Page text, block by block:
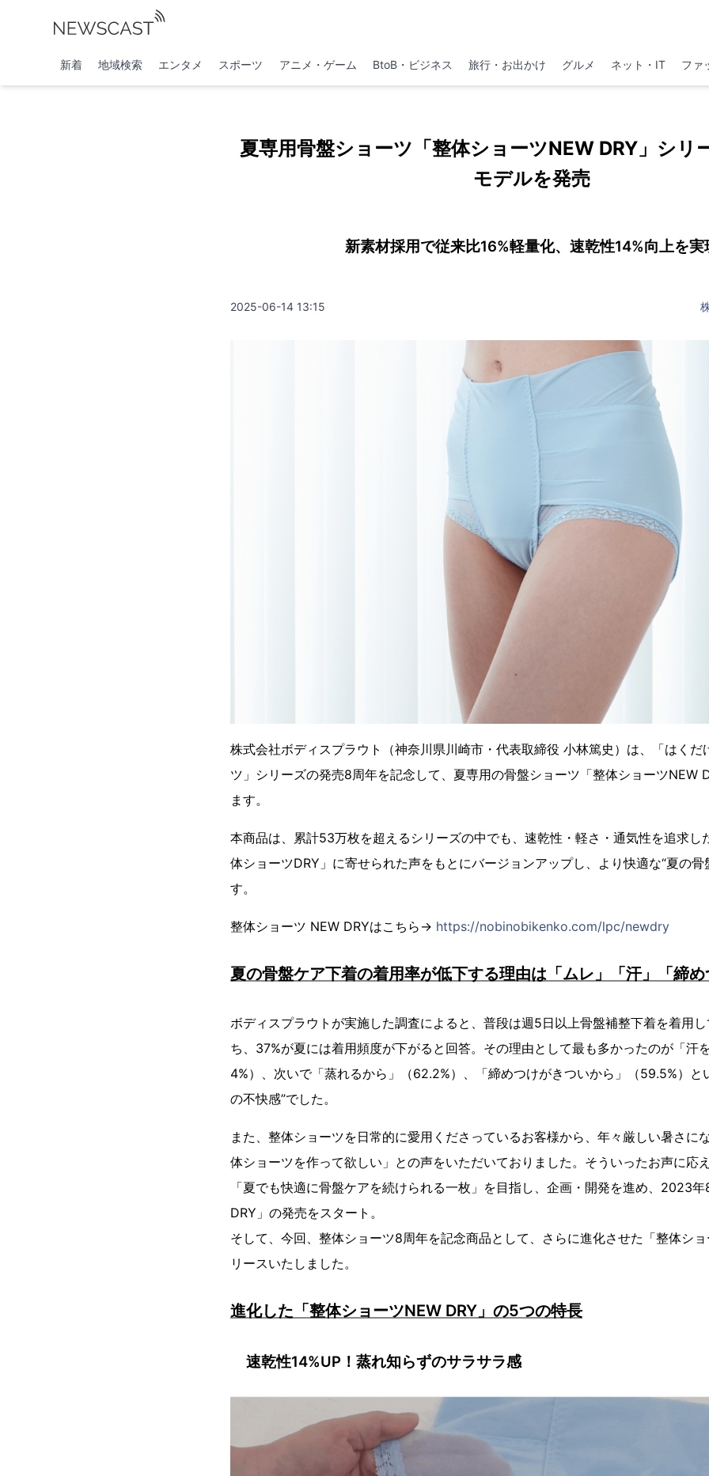
新着 地域検索 エンタメ スポーツ アニメ・ゲーム BtoB・ビジネス 旅行・お出かけ グルメ ネット・IT ファ
夏専用骨盤ショーツ「整体ショーツNEW DRY」シリ
モデルを発売
新素材採用で従来比16%軽量化、速乾性14%向上を実
2025-06-14 13:15
株式会社ボディスプラウト（神奈川県川崎市・代表取締役 小林篤史）は、「はくだ
ツ」シリーズの発売8周年を記念して、夏専用の骨盤ショーツ「整体ショーツNEW
ます。
本商品は、累計53万枚を超えるシリーズの中でも、速乾性・軽さ・通気性を追求し
体ショーツDRY」に寄せられた声をもとにバージョンアップし、より快適な“夏の骨
す。
整体ショーツ NEW DRYはこちら→ https://nobinobikenko.com/lpc/newdry
夏の骨盤ケア下着の着用率が低下する理由は「ムレ」「汗」「締
ボディスプラウトが実施した調査によると、普段は週5日以上骨盤補整下着を着用
ち、37%が夏には着用頻度が下がると回答。その理由として最も多かったのが「汗
4%）、次いで「蒸れるから」（62.2%）、「締めつけがきついから」（59.5%）と
の不快感”でした。
また、整体ショーツを日常的に愛用くださっているお客様から、年々厳しい暑さに
体ショーツを作って欲しい」との声をいただいておりました。そういったお声に応
「夏でも快適に骨盤ケアを続けられる一枚」を目指し、企画・開発を進め、2023
DRY」の発売をスタート。
そして、今回、整体ショーツ8周年を記念商品として、さらに進化させた「整体シ
リースいたしました。
進化した「整体ショーツNEW DRY」の5つの特長
速乾性14%UP！蒸れ知らずのサラサラ感